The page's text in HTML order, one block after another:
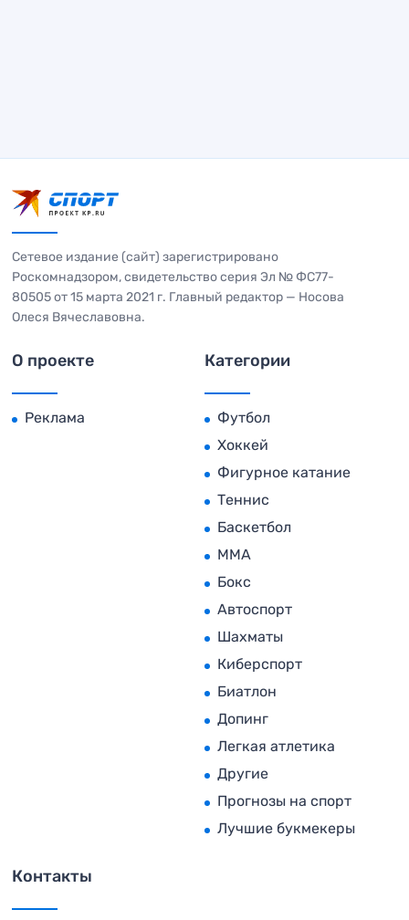
Сетевое издание (сайт) зарегистрировано
Роскомнадзором, свидетельство серия Эл № ФС77-
80505 от 15 марта 2021 г. Главный редактор — Носова
Олеся Вячеславовна.
О проекте
Реклама
Категории
Футбол
Хоккей
Фигурное катание
Теннис
Баскетбол
MMA
Бокс
Автоспорт
Шахматы
Киберспорт
Биатлон
Допинг
Легкая атлетика
Другие
Прогнозы на спорт
Лучшие букмекеры
Контакты